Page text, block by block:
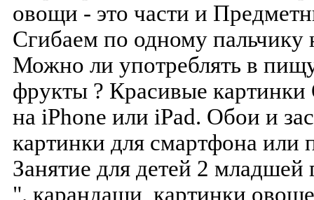
овощи - это части и
Сгибаем по одному пальчику
Можно ли употреблять в
фрукты ? Красивые
на iPhone или iPad. Обои и
картинки для смартфона
Занятие для детей 2
". карандаши, картинки